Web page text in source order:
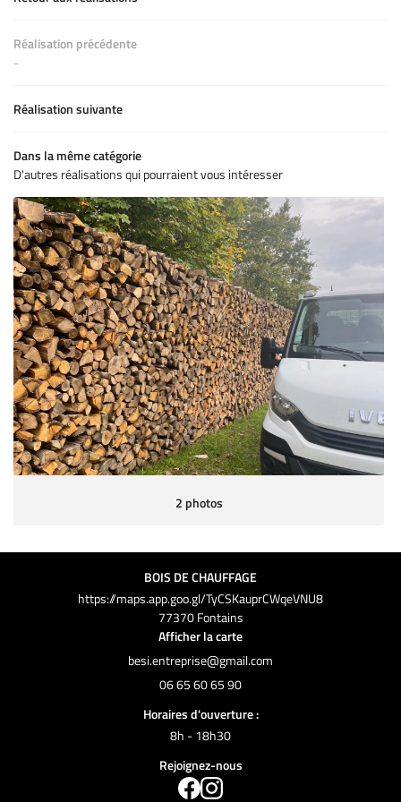
CONTACT
Réalisation précédente
-
Réalisation suivante
Dans la même catégorie
D'autres réalisations qui pourraient vous intéresser
2 photos
BOIS DE CHAUFFAGE
https://maps.app.goo.gl/TyCSKauprCWqeVNU8
77370 Fontains
Afficher la carte
06 65 60 65 90
Horaires d'ouverture :
8h - 18h30
Rejoignez-nous